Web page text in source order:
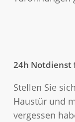
24h Notdienst
Stellen Sie
Haustür und
vergessen